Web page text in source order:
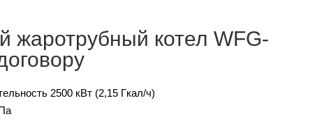
жаротрубный котел WFG-
2500 кВт (2,15 Гкал/ч)